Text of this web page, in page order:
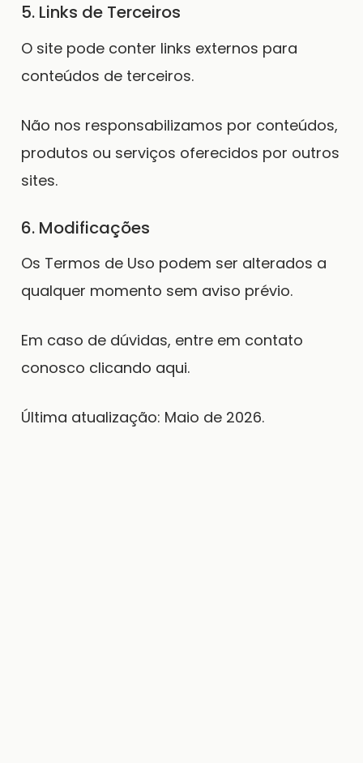
5. Links de Terceiros
O site pode conter links externos para
conteúdos de terceiros.
Não nos responsabilizamos por conteúdos,
produtos ou serviços oferecidos por outros
sites.
6. Modificações
Os Termos de Uso podem ser alterados a
qualquer momento sem aviso prévio.
Em caso de dúvidas, entre em contato
conosco clicando aqui.
Última atualização: Maio de 2026.